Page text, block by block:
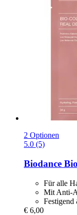
2 Optionen
5.0 (5)
Biodance
Für alle
Mit Anti-
Festigend
€ 6,00